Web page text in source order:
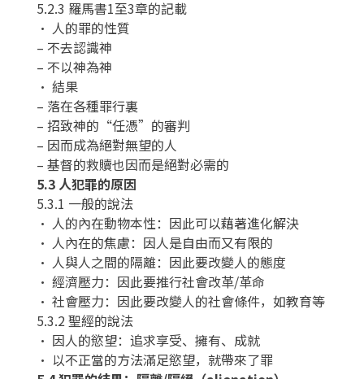
5.2.3 羅馬書1至3章的記載
• 人的罪的性質
– 不去認識神
– 不以神為神
• 結果
– 落在各種罪行裏
– 招致神的“任憑”的審判
– 因而成為絕對無望的人
– 基督的救贖也因而是絕對必需的
5.3 人犯罪的原因
5.3.1 一般的說法
• 人的內在動物本性：因此可以藉著進化解決
• 人內在的焦慮：因人是自由而又有限的
• 人與人之間的隔離：因此要改變人的態度
• 經濟壓力：因此要推行社會改革/革命
• 社會壓力：因此要改變人的社會條件，如教育等
5.3.2 聖經的說法
• 因人的慾望：追求享受、擁有、成就
• 以不正當的方法滿足慾望，就帶來了罪